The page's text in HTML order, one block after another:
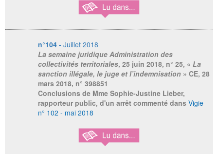
n°104 - Juillet 2018
La semaine juridique Administration des
collectivités territoriales, 25 juin 2018, n° 25, « La
sanction illégale, le juge et l’indemnisation » CE, 28
mars 2018, n° 398851
Conclusions de Mme Sophie-Justine Lieber,
rapporteur public, d'un arrêt commenté dans Vigie
n° 102 - mai 2018